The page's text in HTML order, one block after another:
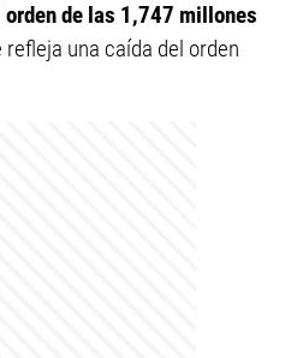
de las 1,747 millones
refleja una caída del orden